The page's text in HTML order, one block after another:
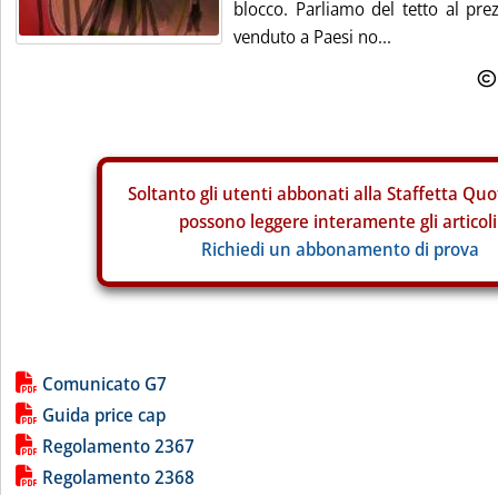
blocco. Parliamo del tetto al
venduto a Paesi no...
Soltanto gli utenti abbonati alla Staffetta
possono leggere interamente gli
Richiedi un abbonamento di prova
Lista allegati PDF alla notizia
Comunicato G7
Guida price cap
Regolamento 2367
Regolamento 2368